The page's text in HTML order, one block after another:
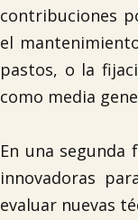
contribuciones
el
pastos, o la
como media
En una segunda
innovadoras
evaluar nuevas